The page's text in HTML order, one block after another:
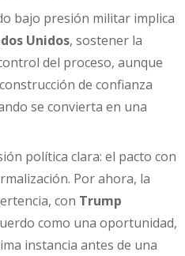
bajo presión militar implica
Unidos, sostener la
del proceso, aunque
de confianza
se convierta en una
política clara: el pacto con
Por ahora, la
con Trump
como una oportunidad,
instancia antes de una